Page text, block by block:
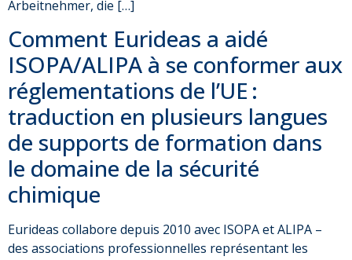
Arbeitnehmer, die […]
Comment Eurideas a aidé
ISOPA/ALIPA à se conformer aux
réglementations de l’UE :
traduction en plusieurs langues
de supports de formation dans
le domaine de la sécurité
chimique
Eurideas collabore depuis 2010 avec ISOPA et ALIPA –
des associations professionnelles représentant les